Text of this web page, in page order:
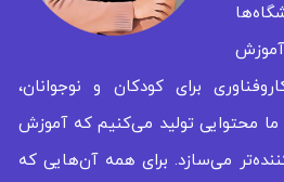
آموزش
برای کودکان و نوجوانان،
محتوایی تولید می‌کنیم که آموزش
می‌سازد. برای همه‌ آن‌هایی که